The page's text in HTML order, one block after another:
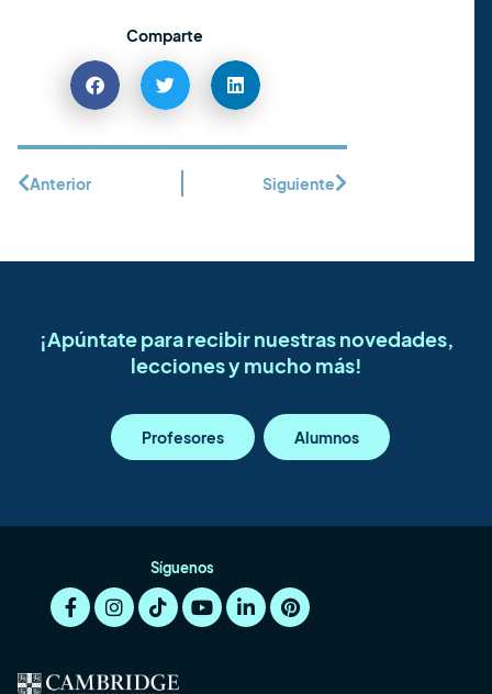
Comparte
Anterior Siguiente
¡Apúntate para recibir nuestras novedades,
lecciones y mucho más!
Profesores Alumnos
Síguenos